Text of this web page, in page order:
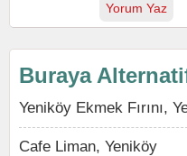
Yorum Yaz
Buraya
Yeniköy Ekmek Fırını,
Cafe Liman, Yeniköy